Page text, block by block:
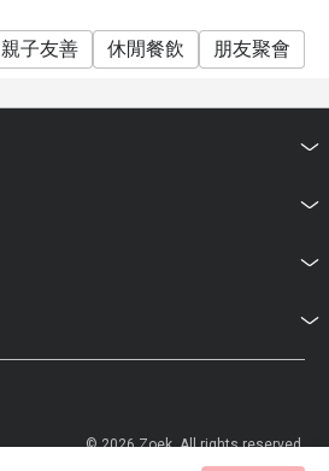
親子友善 休閒餐飲 朋友聚會
© 2026 Zoek. All rights reserved.